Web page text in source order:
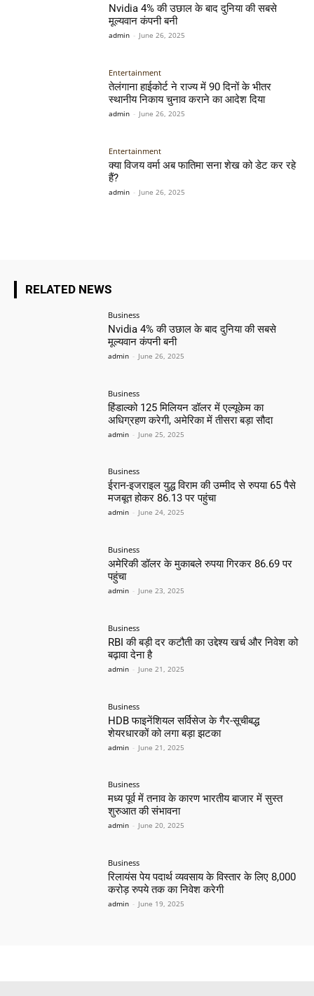
Nvidia 4% की उछाल के बाद दुनिया की सबसे
मूल्यवान कंपनी बनी
admin - June 26, 2025
Entertainment
तेलंगाना हाईकोर्ट ने राज्य में 90 दिनों के भीतर
स्थानीय निकाय चुनाव कराने का आदेश दिया
admin - June 26, 2025
Entertainment
क्या विजय वर्मा अब फातिमा सना शेख को डेट कर रहे
हैं?
admin - June 26, 2025
RELATED NEWS
Business
Nvidia 4% की उछाल के बाद दुनिया की सबसे
मूल्यवान कंपनी बनी
admin - June 26, 2025
Business
हिंडाल्को 125 मिलियन डॉलर में एल्यूकेम का
अधिग्रहण करेगी, अमेरिका में तीसरा बड़ा सौदा
admin - June 25, 2025
Business
ईरान-इजराइल युद्ध विराम की उम्मीद से रुपया 65 पैसे
मजबूत होकर 86.13 पर पहुंचा
admin - June 24, 2025
Business
अमेरिकी डॉलर के मुकाबले रुपया गिरकर 86.69 पर
पहुंचा
admin - June 23, 2025
Business
RBI की बड़ी दर कटौती का उद्देश्य खर्च और निवेश को
बढ़ावा देना है
admin - June 21, 2025
Business
HDB फाइनेंशियल सर्विसेज के गैर-सूचीबद्ध
शेयरधारकों को लगा बड़ा झटका
admin - June 21, 2025
Business
मध्य पूर्व में तनाव के कारण भारतीय बाजार में सुस्त
शुरुआत की संभावना
admin - June 20, 2025
Business
रिलायंस पेय पदार्थ व्यवसाय के विस्तार के लिए 8,000
करोड़ रुपये तक का निवेश करेगी
admin - June 19, 2025